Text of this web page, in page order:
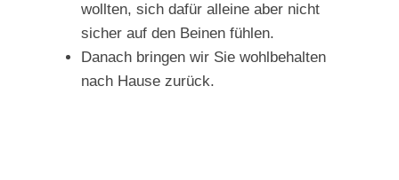
wollten, sich dafür alleine aber nicht
sicher auf den Beinen fühlen.
Danach bringen wir Sie wohlbehalten
nach Hause zurück.